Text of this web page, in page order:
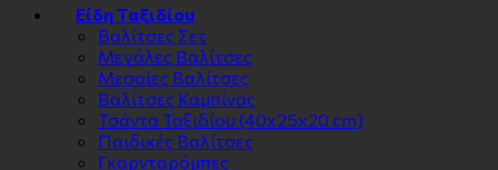
Είδη Ταξιδίου
Βαλίτσες Σετ
Μεγάλες Βαλίτσες
Μεσαίες Βαλίτσες
Βαλίτσες Καμπίνας
Τσάντα Ταξιδίου (40x25x20 cm)
Παιδικές Βαλίτσες
Γκαρνταρόμπες